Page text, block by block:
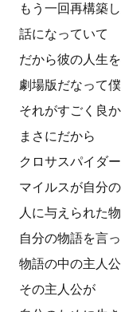
もう一回再構築
話になっていて
だから彼の人生
劇場版だなって
それがすごく良
まさにだから
クロサスパイダ
マイルスが自分
人に与えられた
自分の物語を言
物語の中の主人
その主人公が